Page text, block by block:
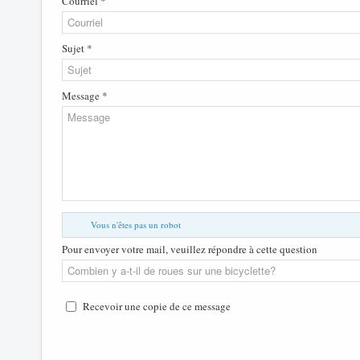
Sujet *
Message *
Vous n'êtes pas un robot
Pour envoyer votre mail, veuillez répondre à cette question
Recevoir une copie de ce message